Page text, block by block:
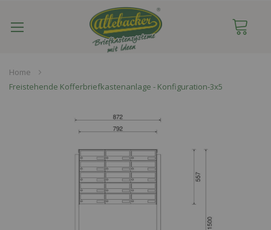
Home
Freistehende Kofferbriefkastenanlage - Konfiguration-3x5